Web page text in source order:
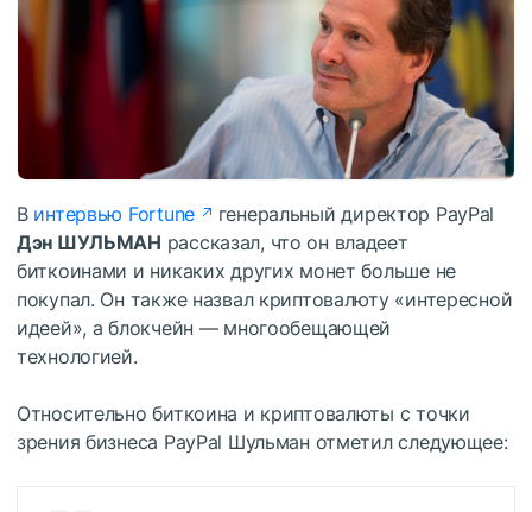
В интервью Fortune
генеральный директор PayPal
Дэн ШУЛЬМАН рассказал, что он владеет
биткоинами и никаких других монет больше не
покупал. Он также назвал криптовалюту «интересной
идеей», а блокчейн — многообещающей
технологией.
Относительно биткоина и криптовалюты с точки
зрения бизнеса PayPal Шульман отметил следующее: